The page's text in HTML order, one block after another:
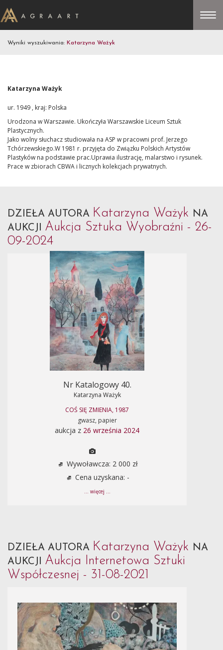
Wyniki wyszukiwania: Katarzyna Ważyk
Katarzyna Ważyk
ur. 1949 , kraj: Polska
Urodzona w Warszawie. Ukończyła Warszawskie Liceum Sztuk
Plastycznych.
Jako wolny słuchacz studiowała na ASP w pracowni prof. Jerzego
Tchórzewskiego.W 1981 r. przyjęta do Związku Polskich Artystów
Plastyków na podstawie prac.Uprawia ilustrację, malarstwo i rysunek.
Prace w zbiorach CBWA i licznych kolekcjach prywatnych.
DZIEŁA AUTORA Katarzyna Ważyk NA
AUKCJI Aukcja Sztuka Wyobraźni - 26-
09-2024
Nr Katalogowy 40.
Katarzyna Ważyk
COŚ SIĘ ZMIENIA, 1987
gwasz, papier
aukcja z 26 września 2024
Wywoławcza: 2 000 zł
Cena uzyskana: -
... więcej ...
DZIEŁA AUTORA Katarzyna Ważyk NA
AUKCJI Aukcja Internetowa Sztuki
Współczesnej - 31-08-2021